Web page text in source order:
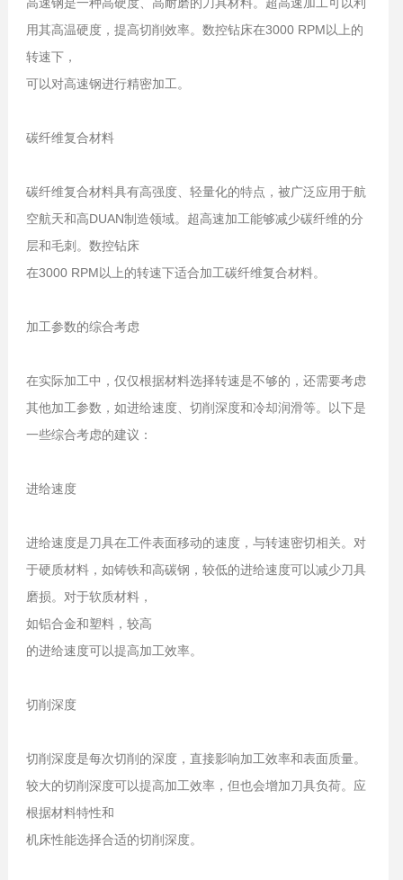
高速钢是一种高硬度、高耐磨的刀具材料。超高速加工可以利
用其高温硬度，提高切削效率。数控钻床在3000 RPM以上的
转速下，
可以对高速钢进行精密加工。
碳纤维复合材料
碳纤维复合材料具有高强度、轻量化的特点，被广泛应用于航
空航天和高DUAN制造领域。超高速加工能够减少碳纤维的分
层和毛刺。数控钻床
在3000 RPM以上的转速下适合加工碳纤维复合材料。
加工参数的综合考虑
在实际加工中，仅仅根据材料选择转速是不够的，还需要考虑
其他加工参数，如进给速度、切削深度和冷却润滑等。以下是
一些综合考虑的建议：
进给速度
进给速度是刀具在工件表面移动的速度，与转速密切相关。对
于硬质材料，如铸铁和高碳钢，较低的进给速度可以减少刀具
磨损。对于软质材料，
如铝合金和塑料，较高
的进给速度可以提高加工效率。
切削深度
切削深度是每次切削的深度，直接影响加工效率和表面质量。
较大的切削深度可以提高加工效率，但也会增加刀具负荷。应
根据材料特性和
机床性能选择合适的切削深度。